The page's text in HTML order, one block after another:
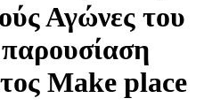
Αγώνες του
Make place